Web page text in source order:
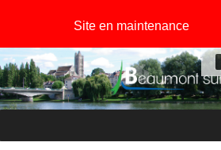
Site en maintenance